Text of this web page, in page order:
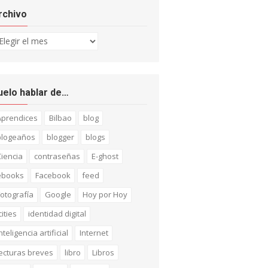
hablar de…
Bilbao
blog
blogger
blogs
contraseñas
E-ghost
Facebook
feed
Google
Hoy por Hoy
identidad digital
artificial
Internet
breves
libro
Libros